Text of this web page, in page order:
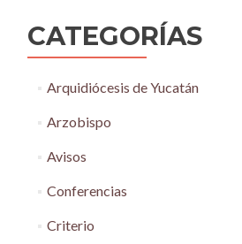
CATEGORÍAS
Arquidiócesis de Yucatán
Arzobispo
Avisos
Conferencias
Criterio